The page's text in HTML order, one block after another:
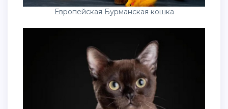
Европейская Бурманская кошка